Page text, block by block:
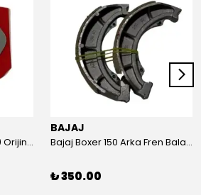
Bajaj B Logosu (Siperlik) Orijinal
BAJAJ
Bajaj Boxer 150 Arka Fren Balatası Orijinal
₺ 350.00